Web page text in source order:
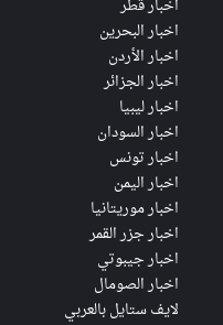
اخبار قطر
اخبار البحرين
اخبار الأردن
اخبار الجزائر
اخبار ليبيا
اخبار السودان
اخبار تونس
اخبار اليمن
اخبار موريتانيا
اخبار جزر القمر
اخبار جيبوتي
اخبار الصومال
لايف ستايل بالعربي